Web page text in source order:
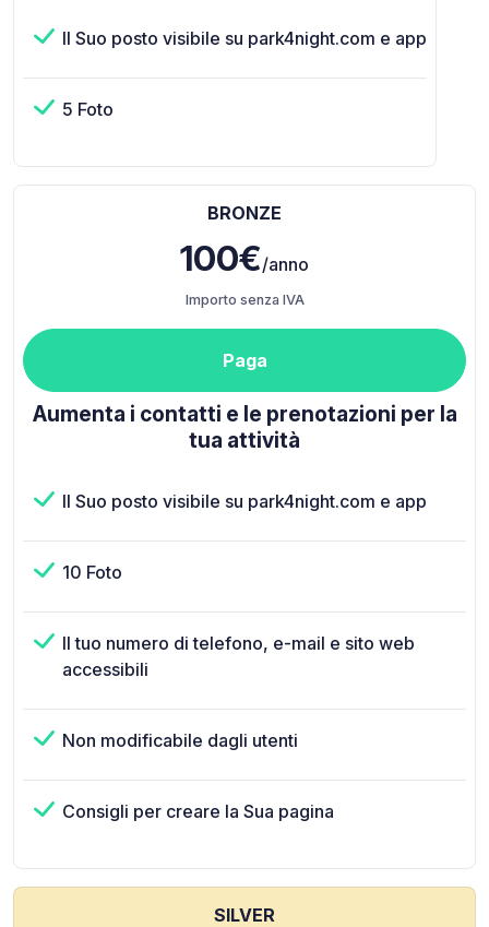
Il Suo posto visibile su park4night.com e app
5 Foto
BRONZE
100€/anno
Importo senza IVA
Paga
Aumenta i contatti e le prenotazioni per la
tua attività
Il Suo posto visibile su park4night.com e app
10 Foto
Il tuo numero di telefono, e-mail e sito web
accessibili
Non modificabile dagli utenti
Consigli per creare la Sua pagina
SILVER